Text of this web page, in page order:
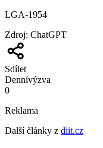
LGA-1954
Zdroj: ChatGPT
Sdílet
Dennívýzva
0
Reklama
Další články z diit.cz